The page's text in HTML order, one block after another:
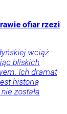
ofiar rzezi
wciąż
bliskich
Ich dramat
historią
została